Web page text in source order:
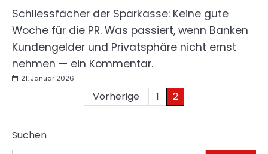
Schliessfächer der Sparkasse: Keine gute
Woche für die PR. Was passiert, wenn Banken
Kundengelder und Privatsphäre nicht ernst
nehmen — ein Kommentar.
21. Januar 2026
Seitennummerierung
Beiträge
Vorherige 1 2
Suchen